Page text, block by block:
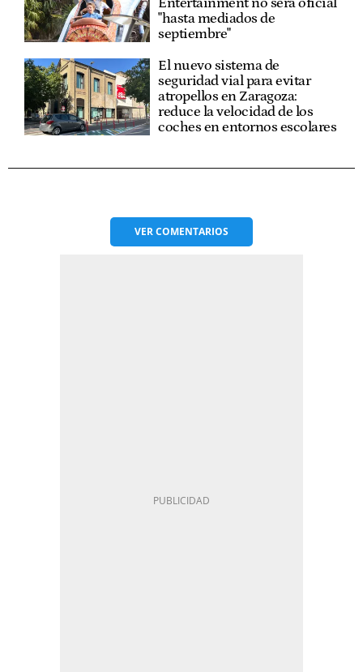
Entertainment no será oficial
"hasta mediados de
septiembre"
El nuevo sistema de
seguridad vial para evitar
atropellos en Zaragoza:
reduce la velocidad de los
coches en entornos escolares
VERCOMENTARIOS